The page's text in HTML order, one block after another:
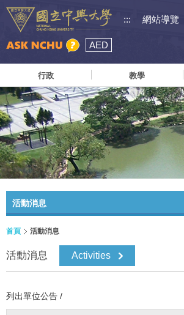
::: 網站導覽
AED
行政 教學
活動消息
首頁 活動消息
活動消息 Activities
列出單位公告 /